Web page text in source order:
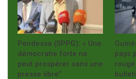
Pendessa (SPPG): « Une
démocratie forte ne
peut prospérer sans une
presse libre”
pays